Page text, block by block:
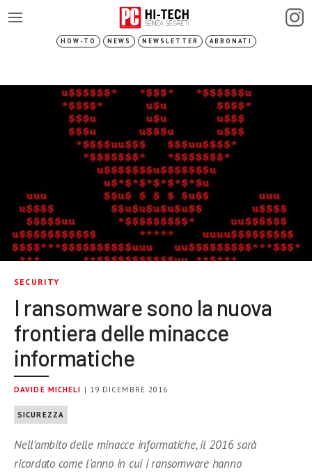
HOW-TO NEWS NEWSLETTER ABBONATI
SECURITY
I ransomware sono la nuova
frontiera delle minacce
informatiche
DAVIDE MICHELI | 19 DICEMBRE 2016
SICUREZZA
Nell’ambito delle minacce informatiche, il 2016 sarà
ricordato come l’anno in cui i ransomware hanno